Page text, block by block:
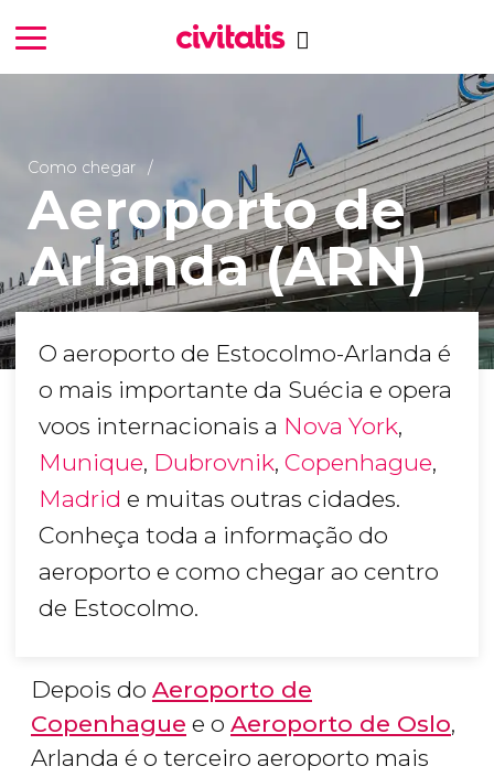
Como chegar
Aeroporto de
Arlanda (ARN)
O aeroporto de Estocolmo-Arlanda é
o mais importante da Suécia e opera
voos internacionais a Nova York,
Munique, Dubrovnik, Copenhague,
Madrid e muitas outras cidades.
Conheça toda a informação do
aeroporto e como chegar ao centro
de Estocolmo.
Depois do Aeroporto de
Copenhague e o Aeroporto de Oslo,
Arlanda é o terceiro aeroporto mais